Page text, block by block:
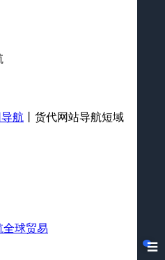
☰
航 丨货代网站导航短域
全球贸易